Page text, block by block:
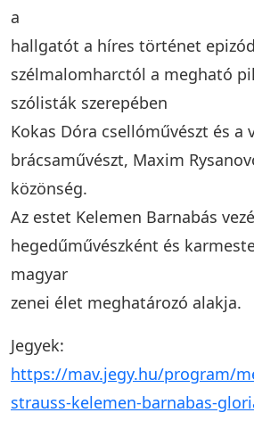
a
hallgatót a híres történet
szélmalomharctól a megható
szólisták szerepében
Kokas Dóra csellóművészt és a
brácsaművészt, Maxim
közönség.
Az estet Kelemen Barnabás
hegedűművészként és
magyar
zenei élet meghatározó alakja.
Jegyek:
https://mav.jegy.hu/program/
strauss-kelemen-barnabas-